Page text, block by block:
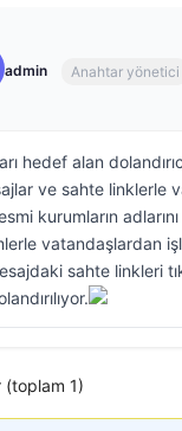
admin Anahtar yönetici
hedef alan
ve sahte linklerle
kurumların
vatandaşlardan
sahte linkleri
(toplam 1)